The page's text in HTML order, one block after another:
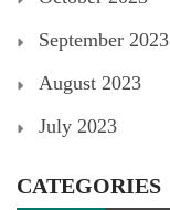
September 2023
August 2023
July 2023
CATEGORIES